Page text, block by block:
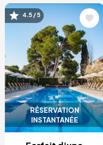
RÉSERVATION
INSTANTANÉE
Image
4.5 / 5